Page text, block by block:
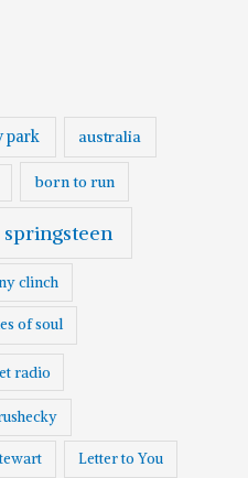
park australia
born to run
clinch
of soul
radio
Letter to You